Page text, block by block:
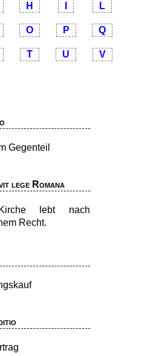
H L
O P Q
T U V
Gegenteil
lege Romana
lebt nach
Recht.